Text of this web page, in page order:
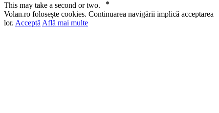
This may take a second or two.
Volan.ro folosește cookies. Continuarea navigării implică acceptarea
lor. Acceptă Află mai multe